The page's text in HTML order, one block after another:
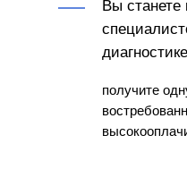
Вы станете
получите